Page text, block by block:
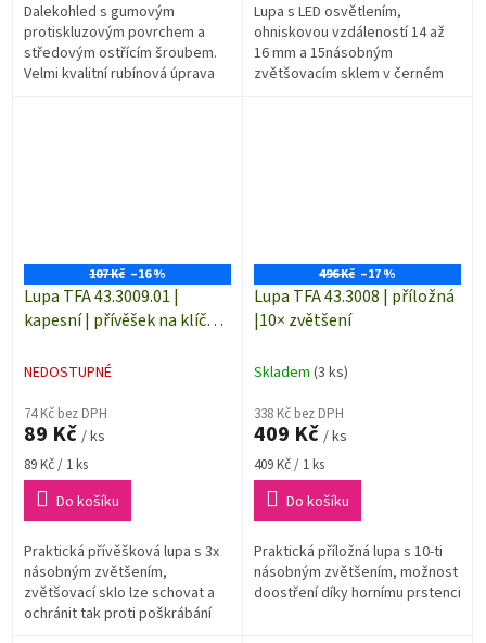
Dalekohled s gumovým
protiskluzovým povrchem a
středovým ostřícím šroubem.
Velmi kvalitní rubínová úprava
Lupa s LED osvětlením,
ohniskovou vzdáleností 14 až
16 mm a 15násobným
zvětšovacím sklem v černém
107 Kč –16 %
Lupa TFA 43.3009.01 |
kapesní | přívěšek na klíče |
NEDOSTUPNÉ
74 Kč bez DPH
89 Kč / ks
Měrná
cena:
89 Kč / 1 ks
Do košíku
Praktická přívěšková lupa s 3x
násobným zvětšením,
zvětšovací sklo lze schovat a
ochránit tak proti poškrábání
496 Kč –17 %
Lupa TFA 43.3008 | příložná
|10× zvětšení
Skladem (3 ks)
338 Kč bez DPH
409 Kč / ks
Měrná
cena:
409 Kč / 1 ks
Do košíku
Praktická příložná lupa s 10-ti
násobným zvětšením, možnost
doostření díky hornímu prstenci